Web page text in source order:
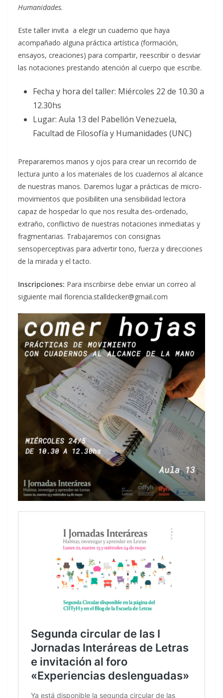
Humanidades.
Este taller invita a elegir un cuaderno que haya
acompañado alguna práctica artística (formación,
ensayos, creaciones) para compartir, reescribir o desviar
las notaciones prestando atención al cuerpo que escribe.
Fecha y hora del taller: Miércoles 22 de 10.30 a
12.30hs
Lugar: Aula 13 del Pabellón Venezuela,
Facultad de Filosofía y Humanidades (UNC)
Prepararemos manos y ojos para crear un recorrido de
lectura junto a los materiales de los cuadernos al alcance
de nuestras manos. Daremos lugar a prácticas de micro-
movimientos que posibiliten una sensibilidad lectora
capaz de hospedar lo que nos resulta des-ordenado,
extraño, conflictivo de nuestras notaciones inmediatas y
fragmentarias. Trabajaremos con consignas
sensoperceptivas para advertir tono, fuerza y direcciones
de la mirada y el tacto.
Inscripciones: Para inscribirse debe enviar un correo al
siguiente mail florencia.stalldecker@gmail.com